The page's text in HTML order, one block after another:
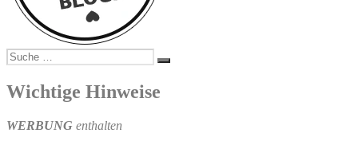
Suche
nach:
Suchen
Wichtige Hinweise
WERBUNG enthalten